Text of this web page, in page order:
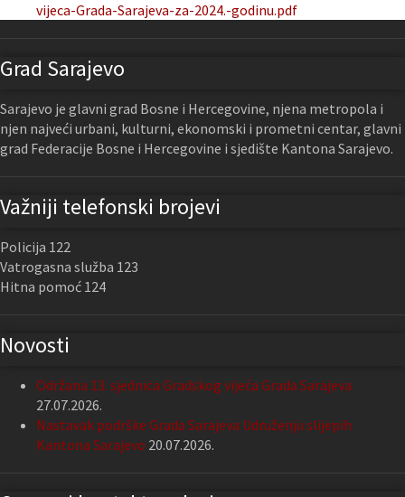
vijeca-Grada-Sarajeva-za-2024.-godinu.pdf
Grad Sarajevo
Sarajevo je glavni grad Bosne i Hercegovine, njena metropola i
njen najveći urbani, kulturni, ekonomski i prometni centar, glavni
grad Federacije Bosne i Hercegovine i sjedište Kantona Sarajevo.
Važniji telefonski brojevi
Policija 122
Vatrogasna služba 123
Hitna pomoć 124
Novosti
Održana 13. sjednica Gradskog vijeća Grada Sarajeva
27.07.2026.
Nastavak podrške Grada Sarajeva Udruženju slijepih
Kantona Sarajevo 20.07.2026.